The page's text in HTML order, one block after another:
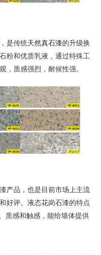
是传统天然真石漆的升级换
粉和优质乳液，通过特殊工
，质感强烈，耐候性强。
产品，也是目前市场上主流
好评。液态花岗石漆的特点
质感和触感，能给墙体提供